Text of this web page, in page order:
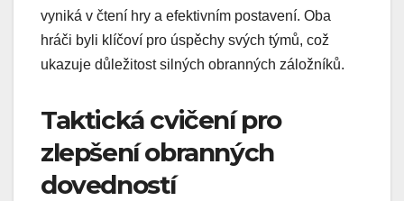
vyniká v čtení hry a efektivním postavení. Oba
hráči byli klíčoví pro úspěchy svých týmů, což
ukazuje důležitost silných obranných záložníků.
Taktická cvičení pro
zlepšení obranných
dovedností